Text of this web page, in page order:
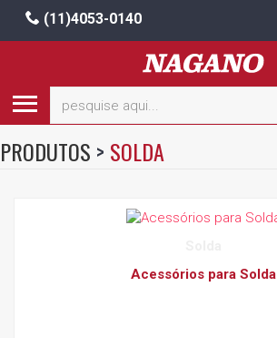
(11)4053-0140
PRODUTOS > SOLDA
Acessórios para Solda